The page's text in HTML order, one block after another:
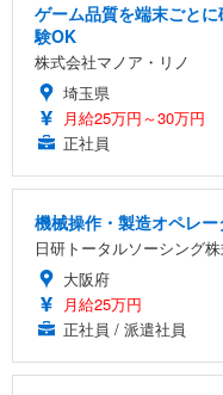
ゲーム品質を端末ごと
験OK
株式会社マノア・リノ
埼玉県
月給25万円～30万円
正社員
機械操作・製造オペレ
日研トータルソーシング
大阪府
月給25万円
正社員 / 派遣社員